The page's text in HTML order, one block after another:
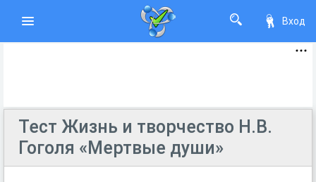
Вход
Тест Жизнь и творчество Н.В.
Гоголя «Мертвые души»